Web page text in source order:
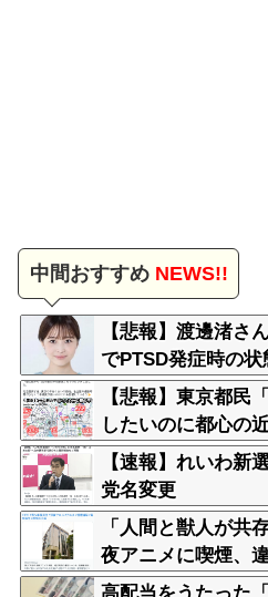
中間おすすめNEWS!!
【悲報】渡邊渚さ
でPTSD発症時の状
【悲報】東京都民
したいのに都心の
と住めないの」
【速報】れいわ新
党名変更
「人間と獣人が共
夜アニメに喫煙、
も…視聴者批判で
高配当をうたった